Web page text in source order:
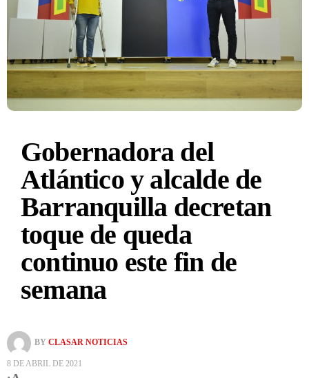
Gobernadora del
Atlántico y alcalde de
Barranquilla decretan
toque de queda
continuo este fin de
semana
BY CLASAR NOTICIAS
8 DE ABRIL DE 2021